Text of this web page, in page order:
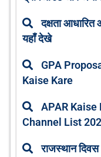
दक्षता
यहाँ देखे
GPA
Kaise Kare
APAR Kaise
Channel List
राजस्थान